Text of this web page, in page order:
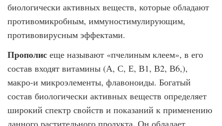
биологически активных веществ, которые обладают
противомикробным, иммуностимулирующим,
противовирусным эффектами.
Прополис еще называют «пчелиным клеем», в его
состав входят витамины (А, С, Е, В1, В2, В6,),
макро-и микроэлементы, флавоноиды. Богатый
состав биологически активных веществ определяет
широкий спектр свойств и показаний к применению
данного растительного продукта. Он обладает